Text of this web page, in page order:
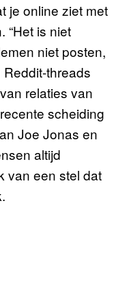
je online ziet met
“Het is niet
niet posten,
Reddit-threads
relaties van
scheiding
Joe Jonas en
altijd
van een stel dat